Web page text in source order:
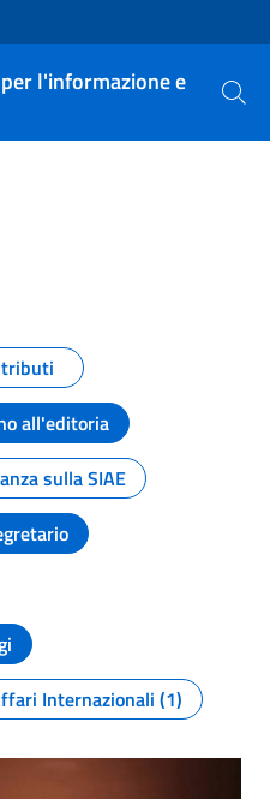
l'informazione e
Cerca
pagina
all'editoria
sulla SIAE
Internazionali (1)